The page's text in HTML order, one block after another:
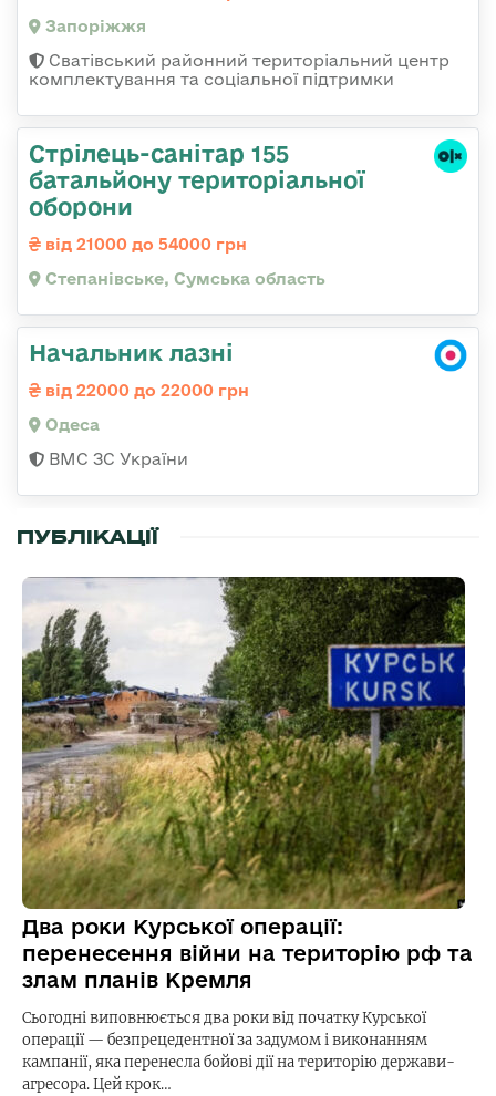
Запоріжжя
Сватівський районний територіальний центр
комплектування та соціальної підтримки
Стрілець-санітар 155
батальйону територіальної
оборони
від 21000 до 54000 грн
Степанівське, Сумська область
Начальник лазні
від 22000 до 22000 грн
Одеса
ВМС ЗС України
ПУБЛІКАЦІЇ
Два роки Курської операції:
перенесення війни на територію рф та
злам планів Кремля
Сьогодні виповнюється два роки від початку Курської
операції — безпрецедентної за задумом і виконанням
кампанії, яка перенесла бойові дії на територію держави-
агресора. Цей крок…